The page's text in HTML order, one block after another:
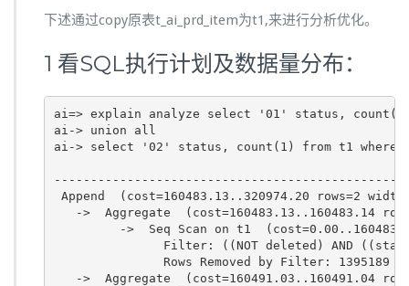
下述通过copy原表t_ai_prd_item为t1,来进行分析优化。
1 看SQL执行计划及数据量分布：
ai=> explain analyze select '01' status,
ai-> union all
ai-> select '02' status, count(1) from t1 where
Append  (cost=160483.13..320974.20 rows=2
->  Aggregate  (cost=160483.13..160483.14
->  Seq Scan on t1
Filter: ((NOT deleted) AND
               Rows Removed by Filter: 1395189
->  Aggregate  (cost=160491.03..160491.04